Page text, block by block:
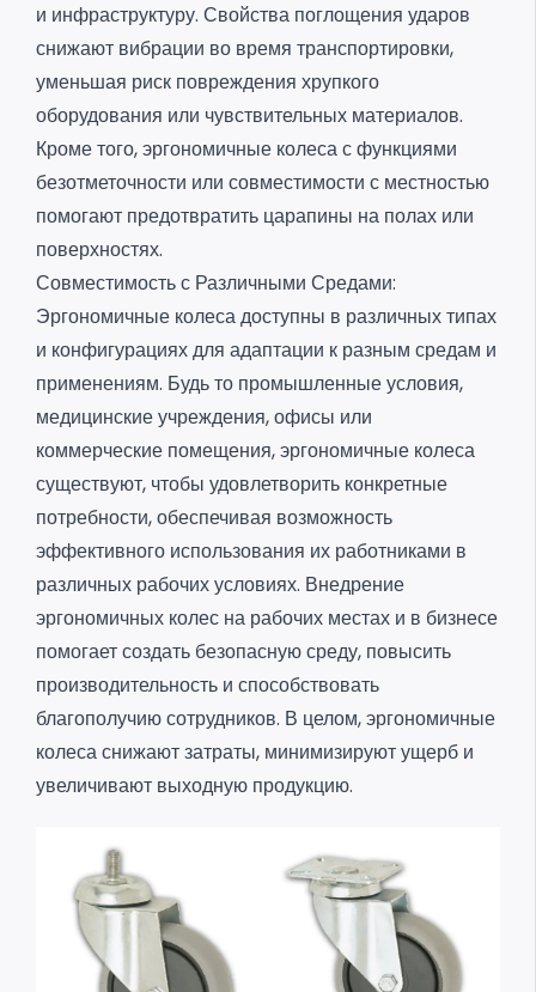
и инфраструктуру. Свойства поглощения ударов
снижают вибрации во время транспортировки,
уменьшая риск повреждения хрупкого
оборудования или чувствительных материалов.
Кроме того, эргономичные колеса с функциями
безотметочности или совместимости с местностью
помогают предотвратить царапины на полах или
поверхностях.
Совместимость с Различными Средами:
Эргономичные колеса доступны в различных типах
и конфигурациях для адаптации к разным средам и
применениям. Будь то промышленные условия,
медицинские учреждения, офисы или
коммерческие помещения, эргономичные колеса
существуют, чтобы удовлетворить конкретные
потребности, обеспечивая возможность
эффективного использования их работниками в
различных рабочих условиях. Внедрение
эргономичных колес на рабочих местах и в бизнесе
помогает создать безопасную среду, повысить
производительность и способствовать
благополучию сотрудников. В целом, эргономичные
колеса снижают затраты, минимизируют ущерб и
увеличивают выходную продукцию.